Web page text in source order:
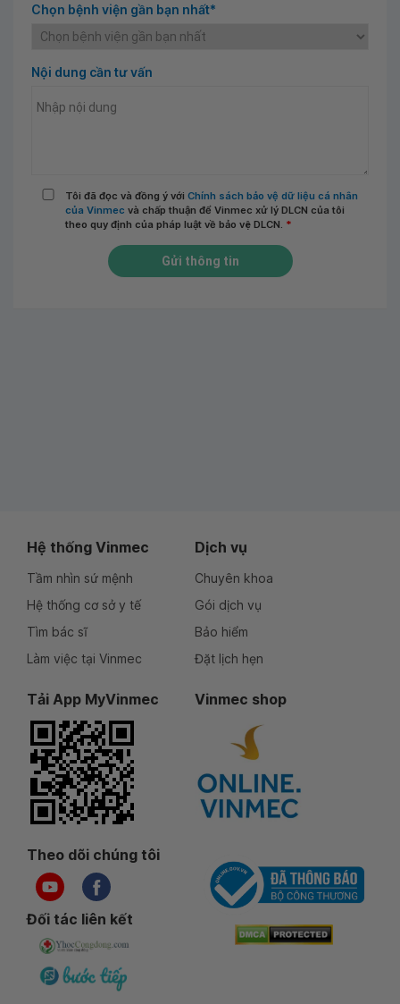
Chọn bệnh viện gần bạn nhất*
Nội dung cần tư vấn
Tôi đã đọc và đồng ý với Chính sách bảo vệ dữ liệu cá nhân
của Vinmec và chấp thuận để Vinmec xử lý DLCN của tôi
theo quy định của pháp luật về bảo vệ DLCN. *
Gửi thông tin
Hệ thống Vinmec
Tầm nhìn sứ mệnh
Hệ thống cơ sở y tế
Tìm bác sĩ
Làm việc tại Vinmec
Dịch vụ
Chuyên khoa
Gói dịch vụ
Bảo hiểm
Đặt lịch hẹn
Tải App MyVinmec Vinmec shop
Theo dõi chúng tôi
Đối tác liên kết